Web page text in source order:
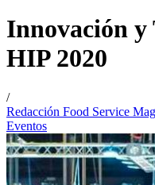
Innovación y
HIP 2020
/
Redacción Food Service
Eventos